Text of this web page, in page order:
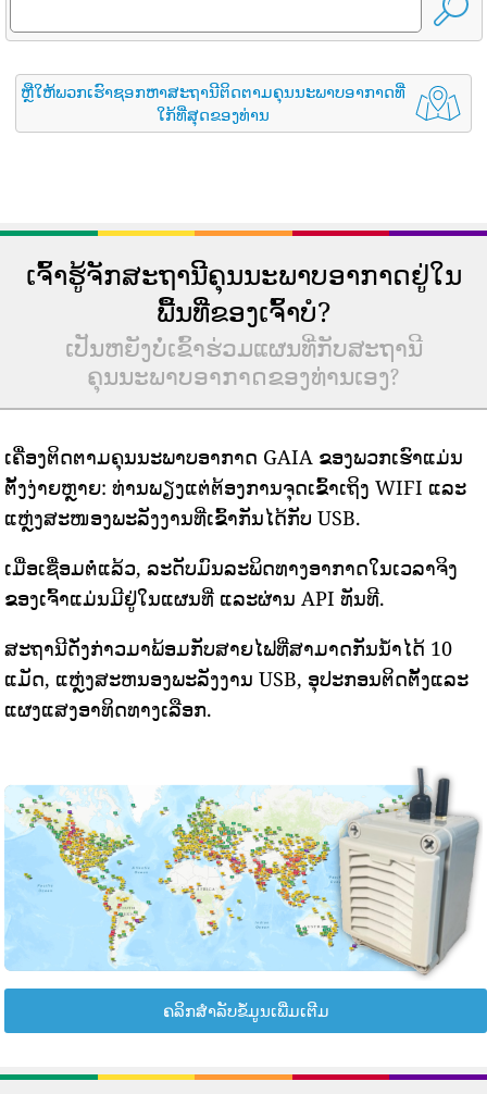
ຫຼືໃຫ້ພວກເຮົາຊອກຫາສະຖານີຕິດຕາມຄຸນນະພາບອາກາດທີ່
ໃກ້ທີ່ສຸດຂອງທ່ານ
ເຈົ້າຮູ້ຈັກສະຖານີຄຸນນະພາບອາກາດຢູ່ໃນ
ພື້ນທີ່ຂອງເຈົ້າບໍ?
ເປັນຫຍັງບໍ່ເຂົ້າຮ່ວມແຜນທີ່ກັບສະຖານີ
ຄຸນນະພາບອາກາດຂອງທ່ານເອງ?
ເຄື່ອງຕິດຕາມຄຸນນະພາບອາກາດ GAIA ຂອງພວກເຮົາແມ່ນ
ຕັ້ງງ່າຍຫຼາຍ: ທ່ານພຽງແຕ່ຕ້ອງການຈຸດເຂົ້າເຖິງ WIFI ແລະ
ແຫຼ່ງສະໜອງພະລັງງານທີ່ເຂົ້າກັນໄດ້ກັບ USB.
ເມື່ອເຊື່ອມຕໍ່ແລ້ວ, ລະດັບມົນລະພິດທາງອາກາດໃນເວລາຈິງ
ຂອງເຈົ້າແມ່ນມີຢູ່ໃນແຜນທີ່ ແລະຜ່ານ API ທັນທີ.
ສະຖານີດັ່ງກ່າວມາພ້ອມກັບສາຍໄຟທີ່ສາມາດກັນນ້ໍາໄດ້ 10
ແມັດ, ແຫຼ່ງສະຫນອງພະລັງງານ USB, ອຸປະກອນຕິດຕັ້ງແລະ
ແຜງແສງອາທິດທາງເລືອກ.
ຄລິກສຳລັບຂໍ້ມູນເພີ່ມເຕີມ